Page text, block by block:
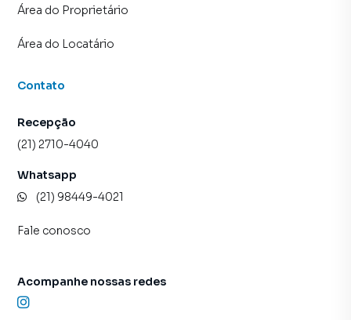
Área do Proprietário
Área do Locatário
Contato
Recepção
(21) 2710-4040
Whatsapp
(21) 98449-4021
Fale conosco
Acompanhe nossas redes